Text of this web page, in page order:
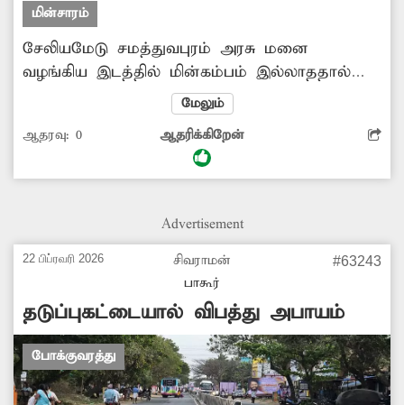
மின்சாரம்
சேலியமேடு சமத்துவபுரம் அரசு மனை
வழங்கிய இடத்தில் மின்கம்பம் இல்லாததால்
அப்பகுதி மக்கள் அவதிப்பட்டு வருகின்றனர்.
உடனடியாக மின்கம்பம் அமைக்க வேண்டும்.
மேலும்
ஆதரவு: 0 ஆதரிக்கிறேன்
Advertisement
22 பிப்ரவரி 2026
சிவராமன்
பாகூர்
#63243
தடுப்புகட்டையால் விபத்து அபாயம்
போக்குவரத்து